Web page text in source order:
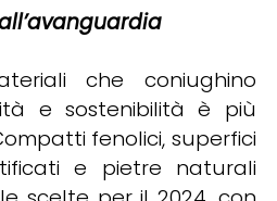
che coniughino
e sostenibilità è più
fenolici, superfici
e pietre naturali